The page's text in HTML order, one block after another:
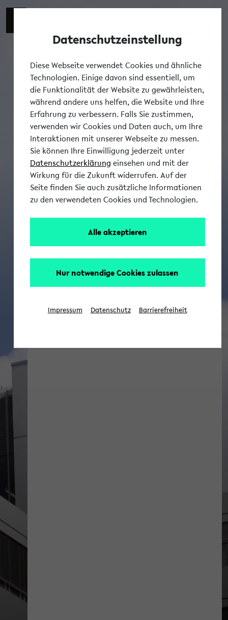
Datenschutzeinstellung
Diese Webseite verwendet Cookies und ähnliche
Technologien. Einige davon sind essentiell, um
die Funktionalität der Website zu gewährleisten,
während andere uns helfen, die Website und Ihre
Erfahrung zu verbessern. Falls Sie zustimmen,
verwenden wir Cookies und Daten auch, um Ihre
Interaktionen mit unserer Webseite zu messen.
Sie können Ihre Einwilligung jederzeit unter
Datenschutzerklärung einsehen und mit der
Wirkung für die Zukunft widerrufen. Auf der
Seite finden Sie auch zusätzliche Informationen
zu den verwendeten Cookies und Technologien.
Alle akzeptieren
Nur notwendige Cookies zulassen
Impressum Datenschutz Barrierefreiheit